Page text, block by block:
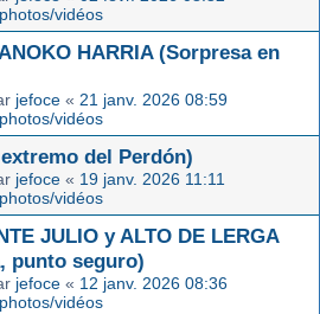
vidéos
HARRIA (Sorpresa en
jefoce « 21 janv. 2026 08:59
vidéos
del Perdón)
jefoce « 19 janv. 2026 11:11
vidéos
JULIO y ALTO DE LERGA
punto seguro)
jefoce « 12 janv. 2026 08:36
vidéos